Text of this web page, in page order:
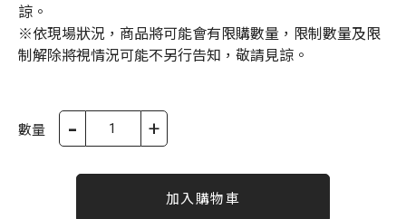
諒。
※依現場狀況，商品將可能會有限購數量，限制數量及限
制解除將視情況可能不另行告知，敬請見諒。
數量 - +
加入購物車